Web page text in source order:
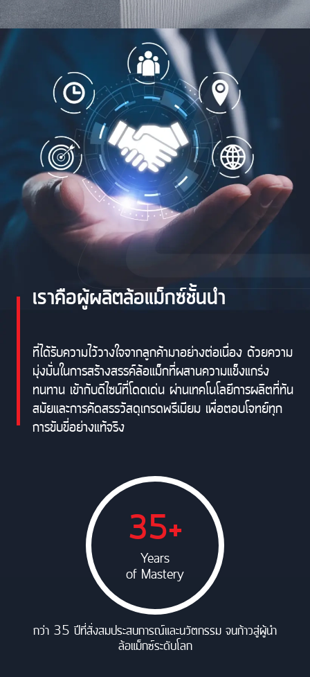
เราคือผู้ผลิตล้อแม็กซ์ชั้นนำ
ที่ได้รับความไว้วางใจจากลูกค้ามาอย่างต่อเนื่อง ด้วยความ
มุ่งมั่นในการสร้างสรรค์ล้อแม็กที่ผสานความแข็งแกร่ง
ทนทาน เข้ากับดีไซน์ที่โดดเด่น ผ่านเทคโนโลยีการผลิตที่ทัน
สมัยและการคัดสรรวัสดุเกรดพรีเมียม เพื่อตอบโจทย์ทุก
การขับขี่อย่างแท้จริง
35+
Years
of Mastery
กว่า 35 ปีที่สั่งสมประสบการณ์และนวัตกรรม จนก้าวสู่ผู้นำ
ล้อแม็กซ์ระดับโลก